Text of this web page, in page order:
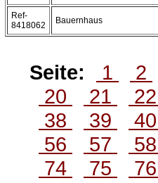
Ref-
8418062
Bauernhaus
Seite: 1
2
20
21
38
39
56
57
74
75